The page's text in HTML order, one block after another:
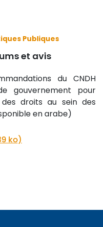
Publiques
et avis
du CNDH
gouvernement pour
droits au sein des
en arabe)
ko)